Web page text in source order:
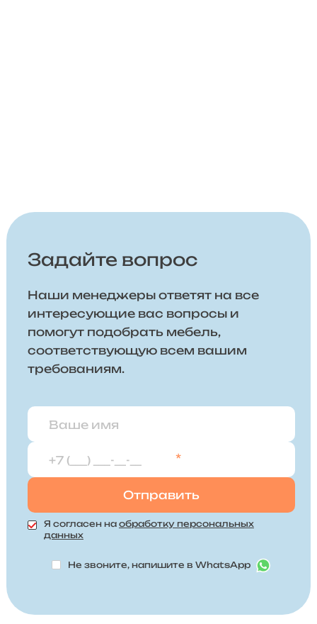
Задайте вопрос
Наши менеджеры ответят на все
интересующие вас вопросы и
помогут подобрать мебель,
соответствующую всем вашим
требованиям.
*
Я согласен на обработку персональных
данных
Не звоните, напишите в WhatsApp